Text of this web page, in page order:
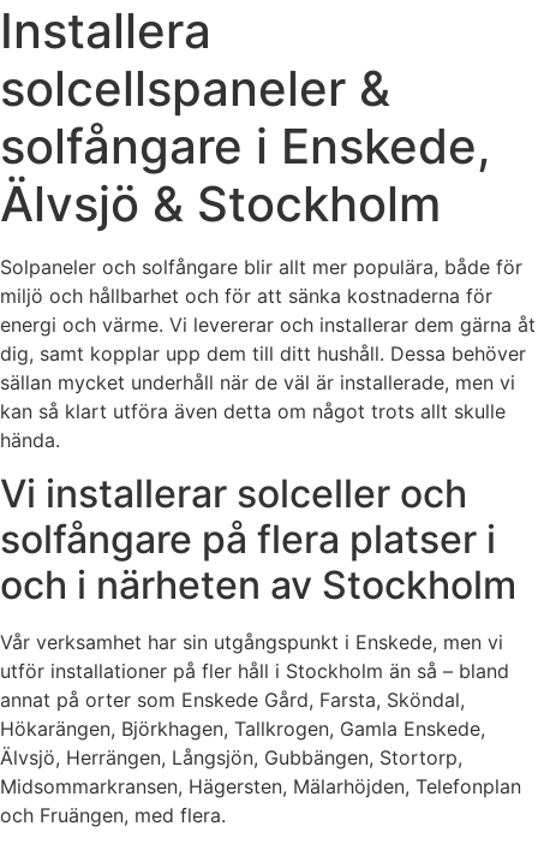
Installera
solcellspaneler &
solfångare i Enskede,
Älvsjö & Stockholm
Solpaneler och solfångare blir allt mer populära, både för
miljö och hållbarhet och för att sänka kostnaderna för
energi och värme. Vi levererar och installerar dem gärna åt
dig, samt kopplar upp dem till ditt hushåll. Dessa behöver
sällan mycket underhåll när de väl är installerade, men vi
kan så klart utföra även detta om något trots allt skulle
hända.
Vi installerar solceller och
solfångare på flera platser i
och i närheten av Stockholm
Vår verksamhet har sin utgångspunkt i Enskede, men vi
utför installationer på fler håll i Stockholm än så – bland
annat på orter som Enskede Gård, Farsta, Sköndal,
Hökarängen, Björkhagen, Tallkrogen, Gamla Enskede,
Älvsjö, Herrängen, Långsjön, Gubbängen, Stortorp,
Midsommarkransen, Hägersten, Mälarhöjden, Telefonplan
och Fruängen, med flera.